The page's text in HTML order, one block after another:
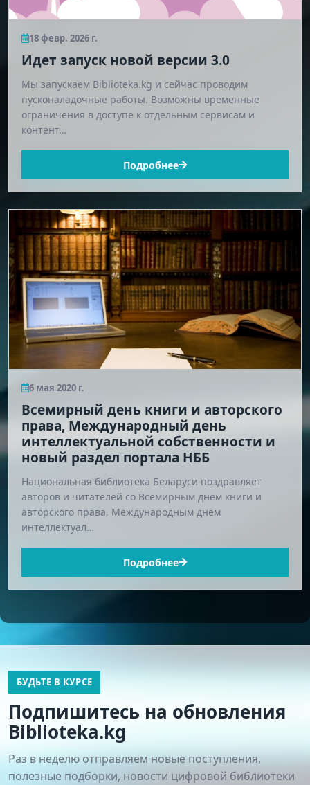
18 февр. 2026 г.
Идет запуск новой версии 3.0
Мы запускаем Biblioteka.kg и сейчас проводим
пусконаладочные работы. Возможны временные
ограничения в доступе к отдельным сервисам и
контент…
Подробнее
6 мая 2020 г.
Всемирный день книги и авторского
права, Международный день
интеллектуальной собственности и
новый раздел портала НББ
Национальная библиотека Беларуси поздравляет
авторов и читателей со Всемирным днем книги и
авторского права, Международным днем
интеллектуал…
Подробнее
БУДЬТЕ В КУРСЕ
Подпишитесь на обновления
Biblioteka.kg
Раз в неделю отправляем новые поступления,
полезные подборки, новости цифровой библиотеки